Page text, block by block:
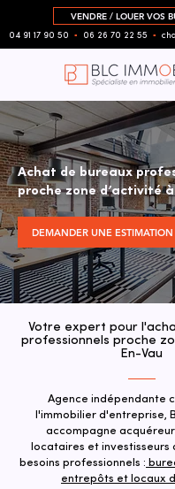
VENDRE / LOUER VOS
04 91 17 90 50 ▪︎ 06 26 70 22 55 ▪︎
Achat de bureaux
proche zone d’activité à
DEMANDER UNE ESTIMATION
Votre expert pour
professionnels proche
En-Vau
Agence indépendante
l'immobilier d'entreprise,
accompagne
locataires et investisseurs
besoins professionnels :
entrepôts et locaux